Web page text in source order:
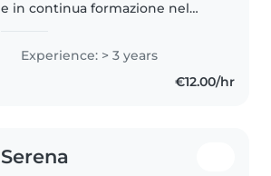
e in continua formazione nel
prima infanzia. Negli anni ho
maturato esperienza con i
bambini attraverso centri estivi,..
Experience: > 3 years
€12.00/hr
Serena